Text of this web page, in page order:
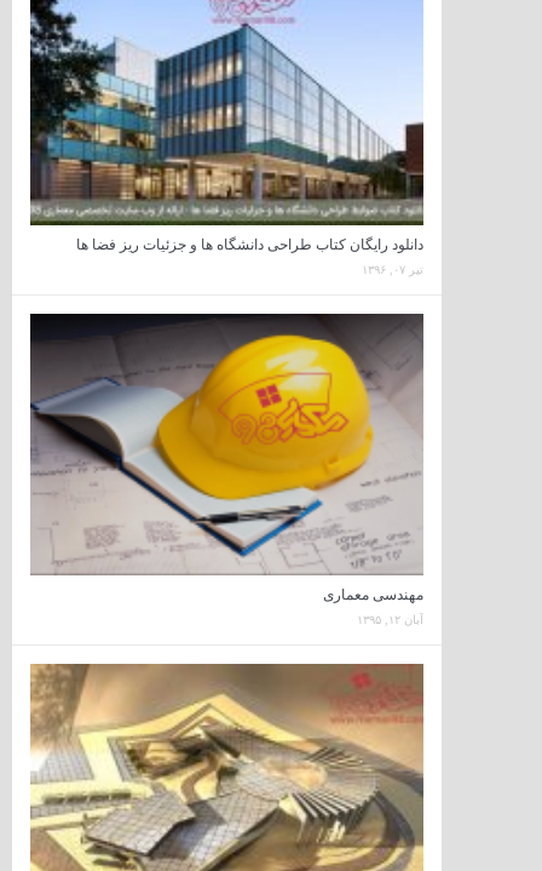
دانلود رایگان کتاب طراحی دانشگاه ها و جزئیات ریز فضا ها
تیر ۰۷, ۱۳۹۶
مهندسی معماری
آبان ۱۲, ۱۳۹۵